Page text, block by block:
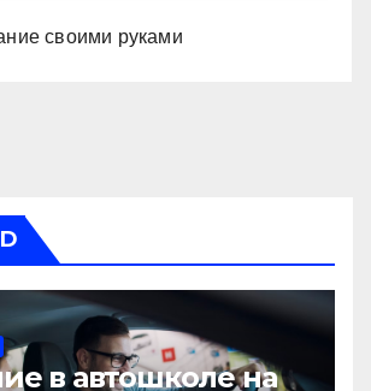
своими руками
в автошколе на